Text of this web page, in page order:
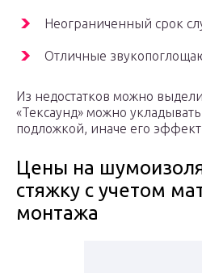
Неограниченный срок
Отличные
Из недостатков можно
«Тексаунд» можно
подложкой, иначе его
Цены на
стяжку с учетом
монтажа